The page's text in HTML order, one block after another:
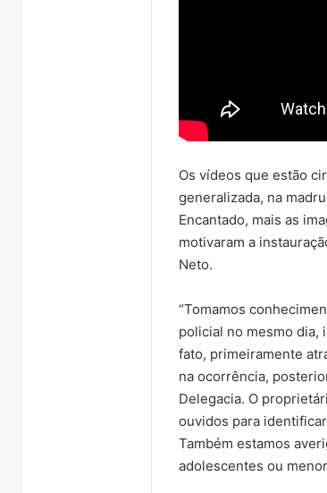
Os vídeos que estão
generalizada, na
Encantado, mais as
motivaram a
Neto.
“Tomamos
policial no mesmo dia,
fato, primeiramente
na ocorrência,
Delegacia. O
ouvidos para
Também estamos
adolescentes ou